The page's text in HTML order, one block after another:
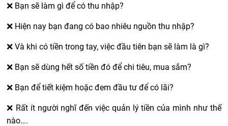
❌ Bạn sẽ làm gì để có thu nhập?
❌ Hiện nay bạn đang có bao nhiêu nguồn thu nhập?
❌ Và khi có tiền trong tay, việc đầu tiên bạn sẽ làm là gì?
❌ Bạn sẽ dùng hết số tiền đó để chi tiêu, mua sắm?
❌ Bạn để tiết kiệm hoặc đem đầu tư để có lãi?
❌ Rất ít người nghĩ đến việc quản lý tiền của mình như thế
nào….